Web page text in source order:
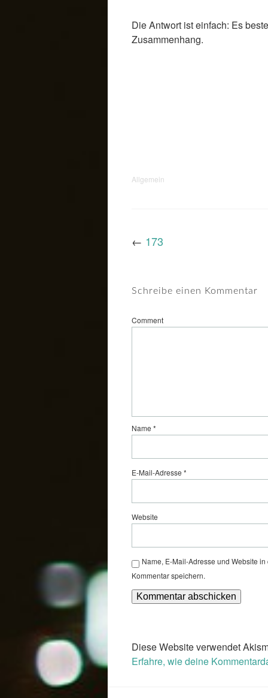
Die Antwort ist einfach: Es
Zusammenhang.
Allgemein
← 173
Schreibe einen Kommentar
Comment
Name *
E-Mail-Adresse *
Website
Name, E-Mail-Adresse und Website
Kommentar speichern.
Diese Website verwendet
Erfahre, wie deine